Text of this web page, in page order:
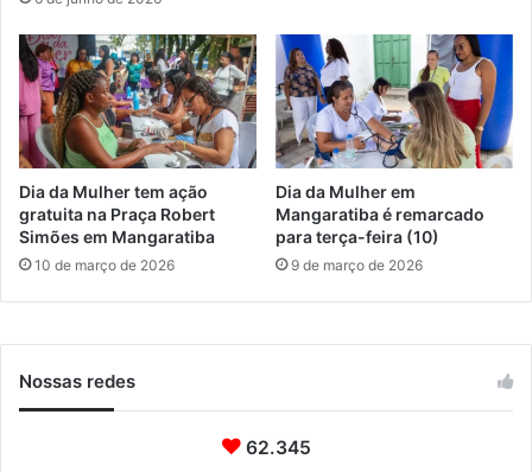
t
e
s
u
a
a
u
s
ê
n
a
n
o
Dia da Mulher tem ação
gratuita na Praça Robert
Simões em Mangaratiba
10 de março de 2026
Dia da Mulher em
Mangaratiba é remarcado
para terça-feira (10)
9 de março de 2026
Nossas redes
62.345